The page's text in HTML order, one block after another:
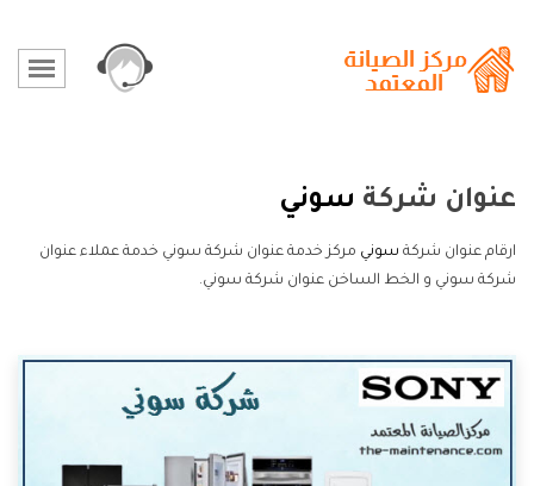
عنوان شركة سوني
ارقام عنوان شركة سوني مركز خدمة عنوان شركة سوني خدمة عملاء عنوان
شركة سوني و الخط الساخن عنوان شركة سوني.